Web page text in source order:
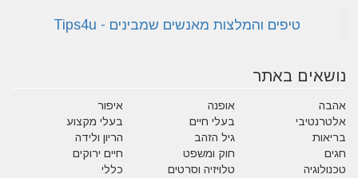
נושאים באתר
אהבה אופנה
איפור
אלטרנטיבי
בעלי חיים
בעלי מקצוע
בריאות
גיל הזהב
הריון ולידה
חגים
חוק ומשפט
חיים ירוקים
טכנולוגיה
טלויזיה וסרטים
כללי